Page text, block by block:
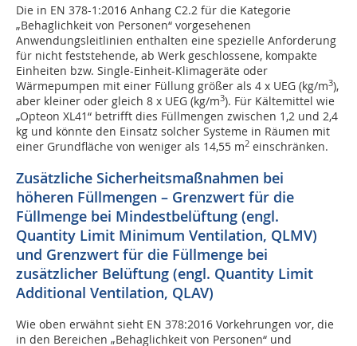
Die in EN 378-1:2016 Anhang C2.2 für die Kategorie
„Behaglichkeit von Personen“ vorgesehenen
Anwendungsleitlinien enthalten eine spezielle Anforderung
für nicht feststehende, ab Werk geschlossene, kompakte
Einheiten bzw. Single-Einheit-Klimageräte oder
Wärmepumpen mit einer Füllung größer als 4 x UEG (kg/m3),
aber kleiner oder gleich 8 x UEG (kg/m3). Für Kältemittel wie
„Opteon XL41“ betrifft dies Füllmengen zwischen 1,2 und 2,4
kg und könnte den Einsatz solcher Systeme in Räumen mit
einer Grundfläche von weniger als 14,55 m2 einschränken.
Zusätzliche Sicherheitsmaßnahmen bei
höheren Füllmengen – Grenzwert für die
Füllmenge bei Mindestbelüftung (engl.
Quantity Limit Minimum Ventilation, QLMV)
und Grenzwert für die Füllmenge bei
zusätzlicher Belüftung (engl. Quantity Limit
Additional Ventilation, QLAV)
Wie oben erwähnt sieht EN 378:2016 Vorkehrungen vor, die
in den Bereichen „Behaglichkeit von Personen“ und